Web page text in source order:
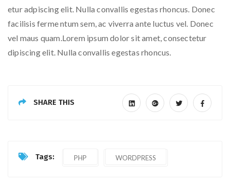
etur adpiscing elit. Nulla convallis egestas rhoncus. Donec
facilisis ferme ntum sem, ac viverra ante luctus vel. Donec
vel maus quam.Lorem ipsum dolor sit amet, consectetur
dipiscing elit. Nulla convallis egestas rhoncus.
SHARE THIS
Tags: PHP WORDPRESS